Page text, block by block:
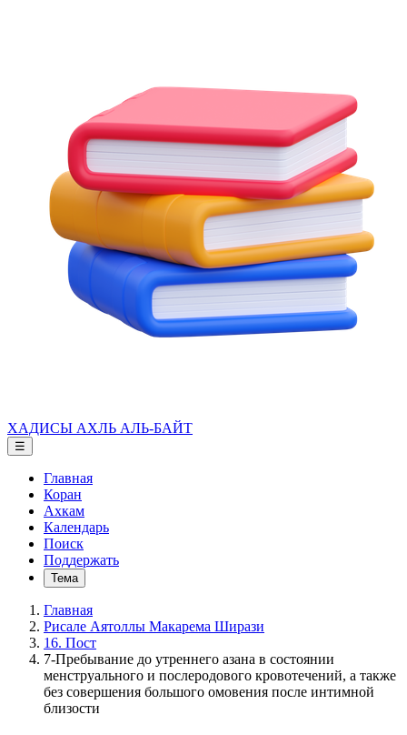
ХАДИСЫ АХЛЬ АЛЬ-БАЙТ
☰
Главная
Коран
Ахкам
Календарь
Поиск
Поддержать
Тема
Главная
Рисале Аятоллы Макарема Ширази
16. Пост
7-Пребывание до утреннего азана в состоянии
менструального и послеродового кровотечений, а также
без совершения большого омовения после интимной
близости